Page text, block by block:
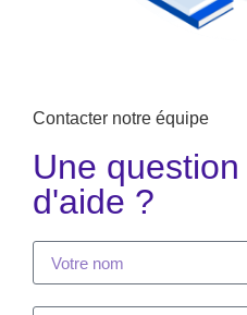
Contacter notre équipe
Une
d'aide ?